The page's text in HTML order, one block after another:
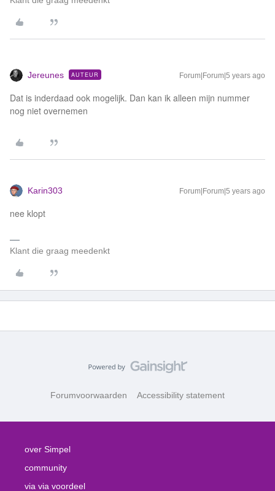
Jereunes AUTEUR Forum|Forum|5 years ago
Dat is inderdaad ook mogelijk. Dan kan ik alleen mijn nummer
nog niet overnemen
Karin303 Forum|Forum|5 years ago
nee klopt
Klant die graag meedenkt
Forumvoorwaarden Accessibility statement
over Simpel
community
via via voordeel